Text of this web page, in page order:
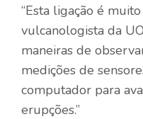
“Esta ligação é
vulcanologista da
maneiras de
medições de
computador para
erupções.”